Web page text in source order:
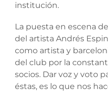
institución.
La puesta en escena
del artista Andrés
como artista y
del club por la
socios. Dar voz y voto
éstas, es lo que nos